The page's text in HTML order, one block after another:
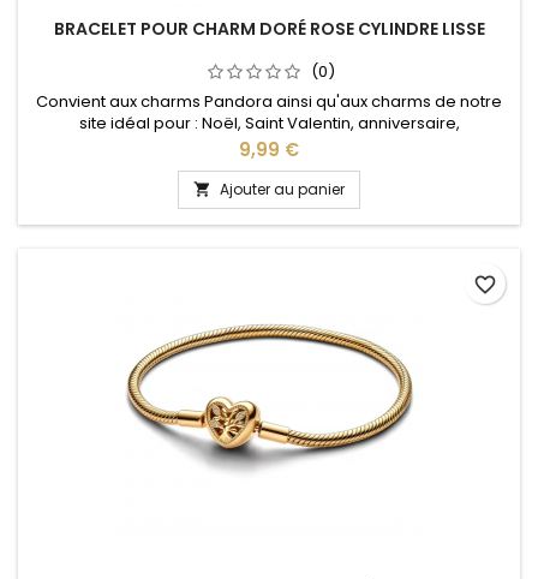
BRACELET POUR CHARM DORÉ ROSE CYLINDRE LISSE
(0)
Convient aux charms Pandora ainsi qu'aux charms de notre
site idéal pour : Noël, Saint Valentin, anniversaire,
anniversaire de mariage Plusieurs tailles disponible : 17, 18, 19,
20, 21 cm
Prix
9,99 €
 Ajouter au panier
favorite_border